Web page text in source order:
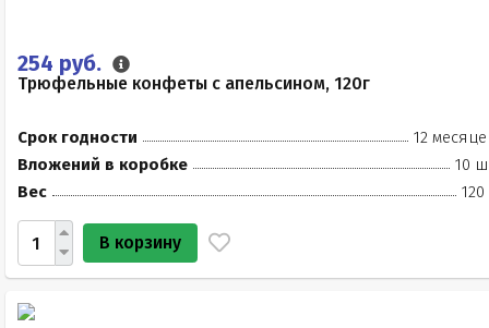
254 руб.
Трюфельные конфеты с апельсином, 120г
Срок годности
12
Вложений в коробке
10
Вес
120
В корзину